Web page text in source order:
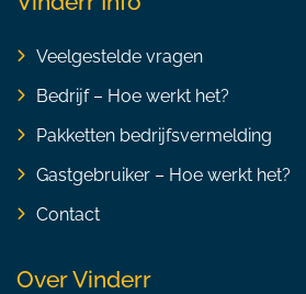
Veelgestelde vragen
Bedrijf – Hoe werkt het?
Pakketten bedrijfsvermelding
Gastgebruiker – Hoe werkt het?
Contact
Over Vinderr